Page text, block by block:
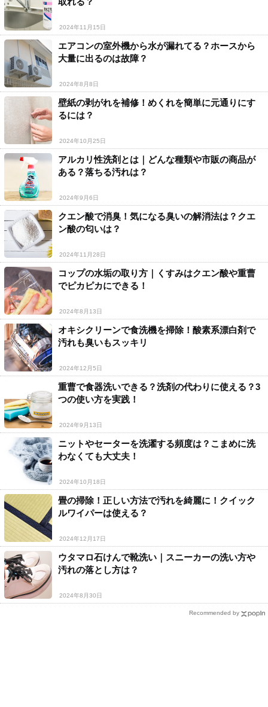
2024年11月15日
エアコンの室外機から水が漏れてる？ホースから
大量に出るのは故障？
2024年8月8日
壁紙の剥がれを補修！めくれを簡単に元通りにす
るには？
2024年10月25日
アルカリ性洗剤とは｜どんな種類や市販の商品が
ある？落ちる汚れは？
2024年9月6日
クエン酸で消臭！気になる臭いの解消法は？クエ
ン酸の匂いは？
2024年11月28日
コップの水垢の取り方｜くすみはクエン酸や重曹
でピカピカにできる！
2024年8月13日
オキシクリーンで食洗機を掃除！酸素系漂白剤で
汚れも臭いもスッキリ
2024年12月5日
重曹で食器洗いできる？洗剤の代わりに使える？3
つの使い方を実践！
2024年9月13日
ニットやセーターを洗濯する頻度は？こまめに洗
わなくても大丈夫！
2024年10月18日
畳の掃除！正しい方法で汚れを綺麗に！クイック
ルワイパーは使える？
2024年12月17日
ウタマロ石けんで靴洗い｜スニーカーの洗い方や
汚れの落とし方は？
2024年8月30日
Recommended by